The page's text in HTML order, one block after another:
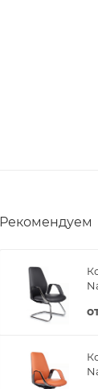
Рекомендуем